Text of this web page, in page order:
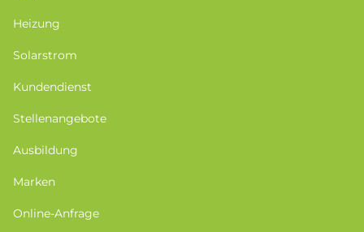
Heizung
Solarstrom
Kundendienst
Stellenangebote
Ausbildung
Marken
Online-Anfrage